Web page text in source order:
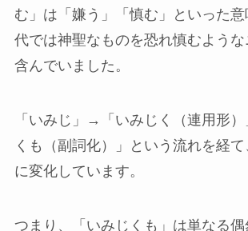
む」は「嫌う」「慎む」といった
代では神聖なものを恐れ慎むような
含んでいました。
「いみじ」→「いみじく（連用形
くも（副詞化）」という流れを経
に変化しています。
つまり、「いみじくも」は単なる